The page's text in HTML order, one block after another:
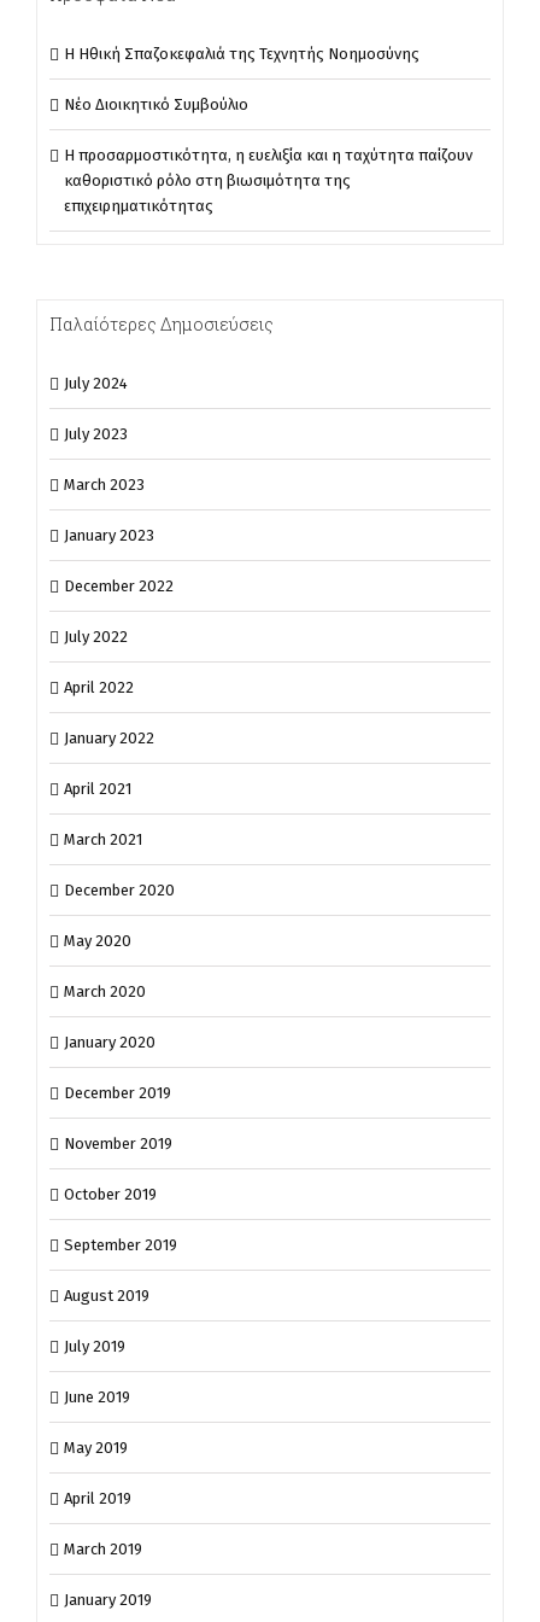
Η Ηθική Σπαζοκεφαλιά της Τεχνητής Νοημοσύνης
Νέο Διοικητικό Συμβούλιο
Η προσαρμοστικότητα, η ευελιξία και η ταχύτητα παίζουν
καθοριστικό ρόλο στη βιωσιμότητα της
επιχειρηματικότητας
Παλαίότερες Δημοσιεύσεις
July 2024
July 2023
March 2023
January 2023
December 2022
July 2022
April 2022
January 2022
April 2021
March 2021
December 2020
May 2020
March 2020
January 2020
December 2019
November 2019
October 2019
September 2019
August 2019
July 2019
June 2019
May 2019
April 2019
March 2019
January 2019